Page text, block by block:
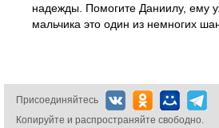
надежды. Помогите Даниилу, ему
мальчика это один из немногих
Присоединяйтесь
Копируйте и распространяйте свободно.